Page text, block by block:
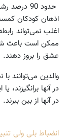
حدود 90
اذهان کودکان
اغلب نمی‌تواند
ممکن است باعث
عشق را بروز دهند.
والدین می‌توانند
در آنها
در آنها از بین ببرند.
انضباط بلی ولی